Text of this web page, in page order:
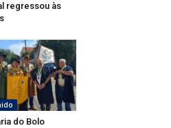
regressou às
do Bolo